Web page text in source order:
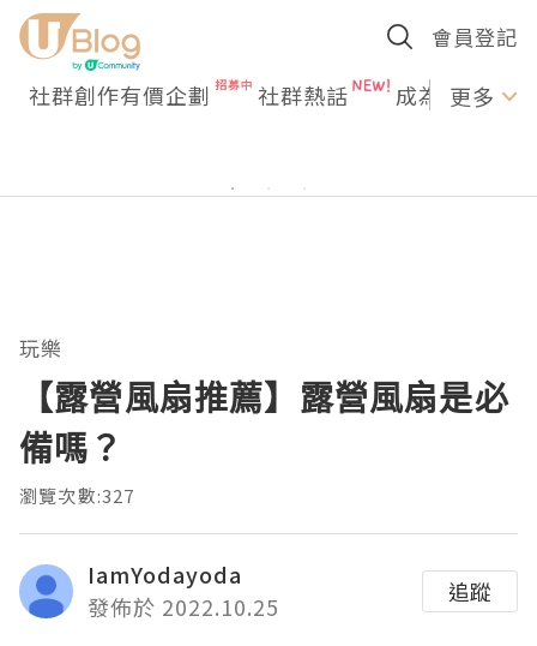
會員登記
社群創作有價企劃 社群熱話 成為U更多
玩樂
【露營風扇推薦】露營風扇是必
備嗎？
瀏覽次數:327
IamYodayoda
發佈於 2022.10.25
追蹤